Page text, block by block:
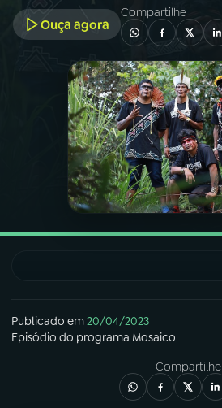
PROGRAMAÇÃO
PROGRAMAS
PODCASTS
ÚLTIMAS
FESTIVAL DE MÚSICA
Ouça agora
Compartilhe
Publicado em20/04/2023
Episódio do programa Mosaico
Compartilhe